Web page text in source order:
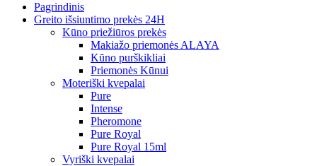
Pagrindinis
Greito išsiuntimo prekės 24H
Kūno priežiūros prekės
Makiažo priemonės ALAYA
Kūno purškikliai
Priemonės Kūnui
Moteriški kvepalai
Pure
Intense
Pheromone
Pure Royal
Pure Royal 15ml
Vyriški kvepalai